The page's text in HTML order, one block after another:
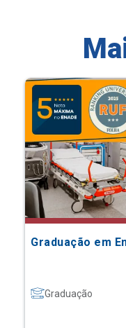
Graduação em
Graduação